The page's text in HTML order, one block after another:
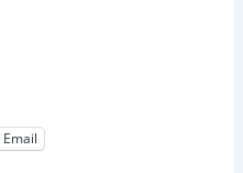
Email